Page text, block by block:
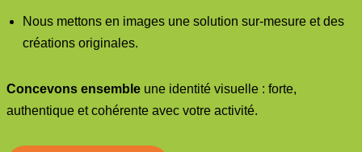
Nous mettons en images une solution sur-mesure et des
créations originales.
Concevons ensembleune identité visuelle : forte,
authentique et cohérente avec votre activité.